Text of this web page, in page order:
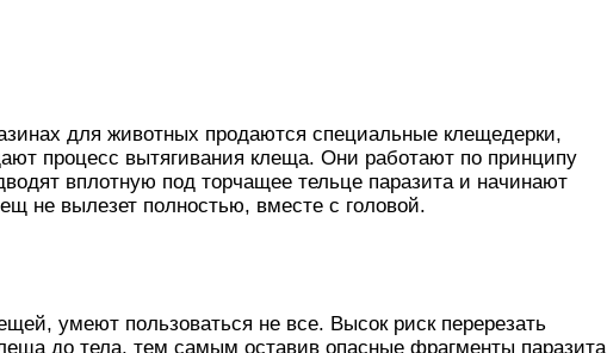
для животных продаются специальные клещедерки,
процесс вытягивания клеща. Они работают по принципу
вплотную под торчащее тельце паразита и начинают
не вылезет полностью, вместе с головой.
умеют пользоваться не все. Высок риск перерезать
до тела, тем самым оставив опасные фрагменты паразита